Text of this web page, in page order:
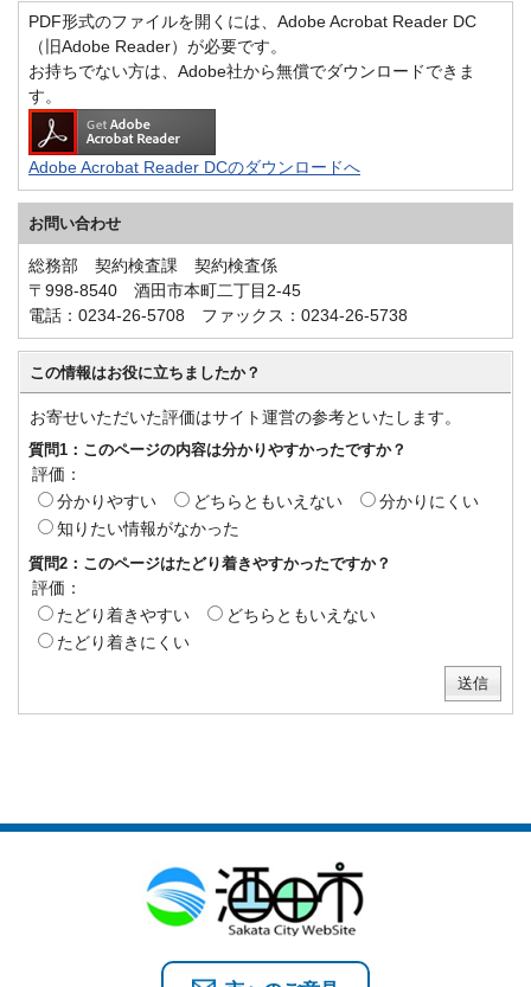
PDF形式のファイルを開くには、Adobe Acrobat Reader DC
（旧Adobe Reader）が必要です。
お持ちでない方は、Adobe社から無償でダウンロードできま
す。
Adobe Acrobat Reader DCのダウンロードへ
お問い合わせ
総務部 契約検査課 契約検査係
〒998-8540 酒田市本町二丁目2-45
電話：0234-26-5708 ファックス：0234-26-5738
この情報はお役に立ちましたか？
お寄せいただいた評価はサイト運営の参考といたします。
質問1：このページの内容は分かりやすかったですか？
評価：
分かりやすい
どちらともいえない
分かりにくい
知りたい情報がなかった
質問2：このページはたどり着きやすかったですか？
評価：
たどり着きやすい
どちらともいえない
たどり着きにくい